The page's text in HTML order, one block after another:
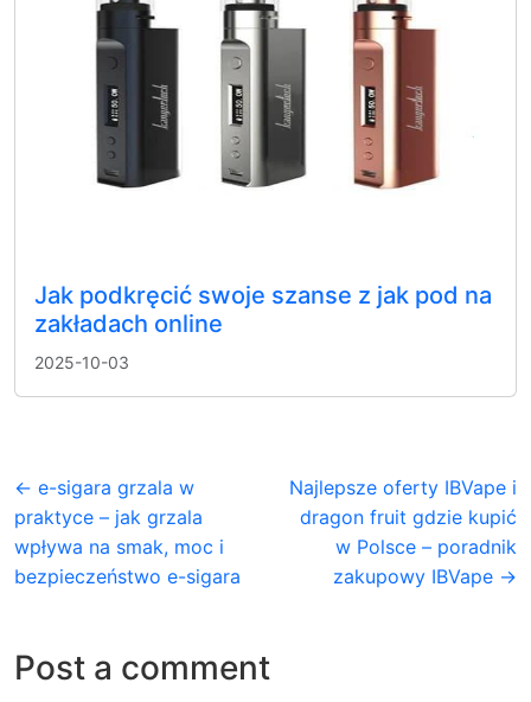
Jak podkręcić swoje szanse z jak pod na
zakładach online
2025-10-03
← e-sigara grzala w
praktyce – jak grzala
wpływa na smak, moc i
bezpieczeństwo e-sigara
Najlepsze oferty IBVape i
dragon fruit gdzie kupić
w Polsce – poradnik
zakupowy IBVape →
Post a comment